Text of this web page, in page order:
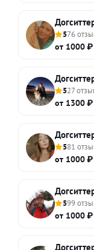
576
от 1000 ₽
527
от 1300 ₽
581
от 1000 ₽
599
от 1000 ₽